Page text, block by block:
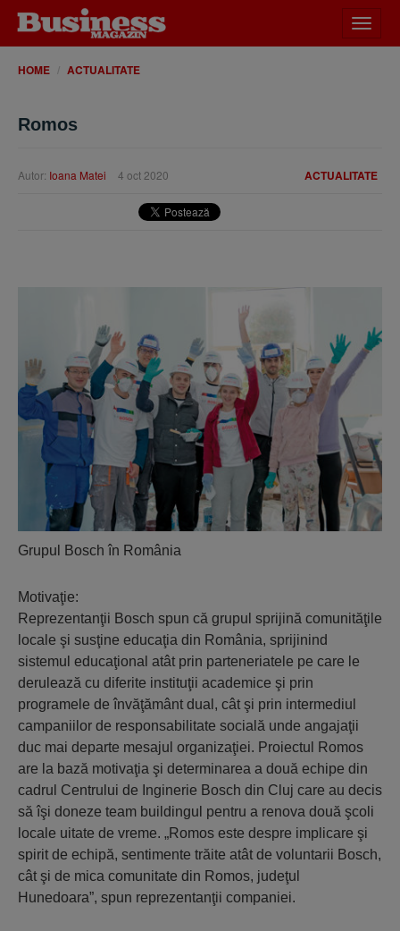
meniu
HOME ACTUALITATE
Romos
ACTUALITATE
Autor: Ioana Matei 4 oct 2020
Grupul Bosch în România
Motivaţie:
Reprezentanţii Bosch spun că grupul sprijină comunităţile
locale şi susţine educaţia din România, sprijinind
sistemul educaţional atât prin parteneriatele pe care le
derulează cu diferite instituţii academice şi prin
programele de învăţământ dual, cât şi prin intermediul
campaniilor de responsabilitate socială unde angajaţii
duc mai departe mesajul organizaţiei. Proiectul Romos
are la bază motivaţia şi determinarea a două echipe din
cadrul Centrului de Inginerie Bosch din Cluj care au decis
să îşi doneze team buildingul pentru a renova două şcoli
locale uitate de vreme. „Romos este despre implicare şi
spirit de echipă, sentimente trăite atât de voluntarii Bosch,
cât şi de mica comunitate din Romos, judeţul
Hunedoara”, spun reprezentanţii companiei.